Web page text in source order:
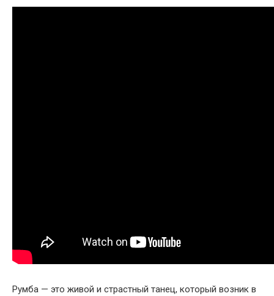
Румба — это живой и страстный танец, который возник в